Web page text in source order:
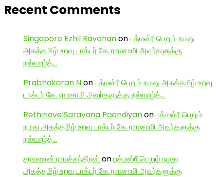
Recent Comments
Singapore Ezhil Ravananonபத்மஸ்ரீ பெறும் நமது
அகத்தமிழ் உறவு டாக்டர் கே. ராமசாமி அவர்களுக்கு
நல்வாழ்த்…
Prabhakaran Nonபத்மஸ்ரீ பெறும் நமது அகத்தமிழ் உறவு
டாக்டர் கே. ராமசாமி அவர்களுக்கு நல்வாழ்த்…
RethinavelSaravana Paandiyanonபத்மஸ்ரீ பெறும்
நமது அகத்தமிழ் உறவு டாக்டர் கே. ராமசாமி அவர்களுக்கு
நல்வாழ்த்…
சரவணன் ராமச்சந்திரன் onபத்மஸ்ரீ பெறும் நமது
அகத்தமிழ் உறவு டாக்டர் கே. ராமசாமி அவர்களுக்கு